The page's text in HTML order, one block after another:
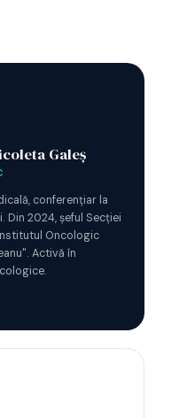
Galeș
conferențiar la
Din 2024, șeful Secției
Oncologic
Activă în